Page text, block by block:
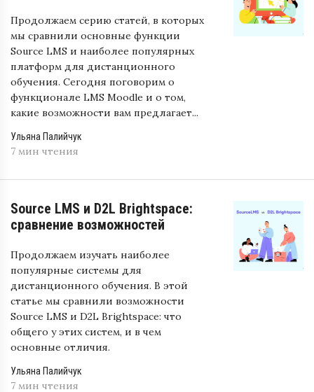
Продолжаем серию статей, в которых
мы сравнили основные функции
Source LMS и наиболее популярных
платформ для дистанционного
обучения. Сегодня поговорим о
функционале LMS Moodle и о том,
какие возможности вам предлагает...
Ульяна Палийчук
7 мин чтения
Source LMS и D2L Brightspace:
сравнение возможностей
Продолжаем изучать наиболее
популярные системы для
дистанционного обучения. В этой
статье мы сравнили возможности
Source LMS и D2L Brightspace: что
общего у этих систем, и в чем
основные отличия.
Ульяна Палийчук
7 мин чтения